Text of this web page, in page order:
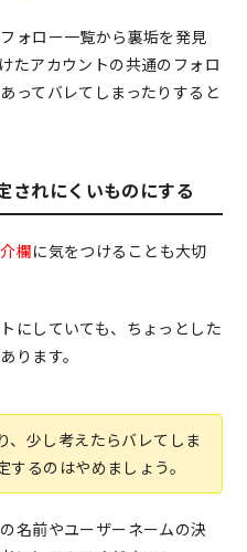
ォロー一覧から裏垢を発見
たアカウントの共通のフォロ
ってバレてしまったりすると
されにくいものにする
欄に気をつけることも大切
にしていても、ちょっとした
ります。
、少し考えたらバレてしま
るのはやめましょう。
名前やユーザーネームの決